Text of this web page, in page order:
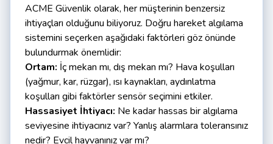
ACME Güvenlik olarak, her müşterinin benzersiz
ihtiyaçları olduğunu biliyoruz. Doğru hareket algılama
sistemini seçerken aşağıdaki faktörleri göz önünde
bulundurmak önemlidir:
Ortam: İç mekan mı, dış mekan mı? Hava koşulları
(yağmur, kar, rüzgar), ısı kaynakları, aydınlatma
koşulları gibi faktörler sensör seçimini etkiler.
Hassasiyet İhtiyacı: Ne kadar hassas bir algılama
seviyesine ihtiyacınız var? Yanlış alarmlara toleransınız
nedir? Evcil hayvanınız var mı?